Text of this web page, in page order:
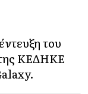
του
ΚΕΔΗΚΕ